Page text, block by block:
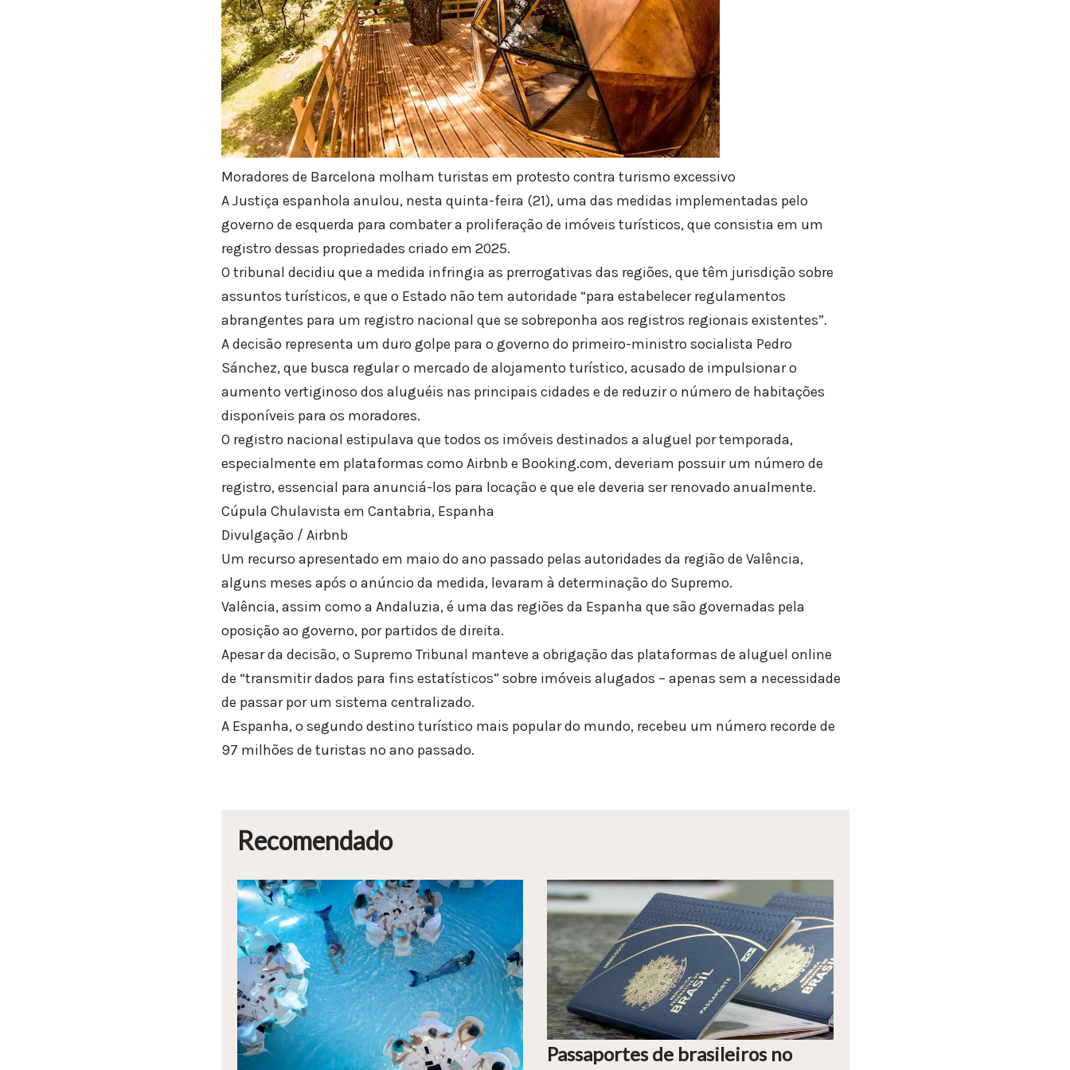
Moradores de Barcelona molham turistas em protesto contra turismo excessivo
A Justiça espanhola anulou, nesta quinta-feira (21), uma das medidas implementadas pelo
governo de esquerda para combater a proliferação de imóveis turísticos, que consistia em um
registro dessas propriedades criado em 2025.
O tribunal decidiu que a medida infringia as prerrogativas das regiões, que têm jurisdição sobre
assuntos turísticos, e que o Estado não tem autoridade “para estabelecer regulamentos
abrangentes para um registro nacional que se sobreponha aos registros regionais existentes”.
A decisão representa um duro golpe para o governo do primeiro-ministro socialista Pedro
Sánchez, que busca regular o mercado de alojamento turístico, acusado de impulsionar o
aumento vertiginoso dos aluguéis nas principais cidades e de reduzir o número de habitações
disponíveis para os moradores.
O registro nacional estipulava que todos os imóveis destinados a aluguel por temporada,
especialmente em plataformas como Airbnb e Booking.com, deveriam possuir um número de
registro, essencial para anunciá-los para locação e que ele deveria ser renovado anualmente.
Cúpula Chulavista em Cantabria, Espanha
Divulgação / Airbnb
Um recurso apresentado em maio do ano passado pelas autoridades da região de Valência,
alguns meses após o anúncio da medida, levaram à determinação do Supremo.
Valência, assim como a Andaluzia, é uma das regiões da Espanha que são governadas pela
oposição ao governo, por partidos de direita.
Apesar da decisão, o Supremo Tribunal manteve a obrigação das plataformas de aluguel online
de “transmitir dados para fins estatísticos” sobre imóveis alugados – apenas sem a necessidade
de passar por um sistema centralizado.
A Espanha, o segundo destino turístico mais popular do mundo, recebeu um número recorde de
97 milhões de turistas no ano passado.
Recomendado
Passaportes de brasileiros no